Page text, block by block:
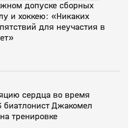
допуске сборных
и хоккею: «Никаких
для неучастия в
сердца во время
Джакомел
тренировке